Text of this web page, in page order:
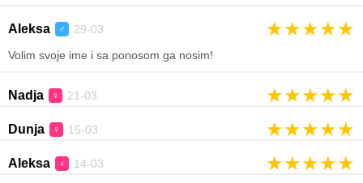
Aleksa ♂ 29-03 ★★★★★
Volim svoje ime i sa ponosom ga nosim!
Nadja ♀ 21-03 ★★★★★
Dunja ♀ 15-03 ★★★★★
Aleksa ♀ 14-03 ★★★★★